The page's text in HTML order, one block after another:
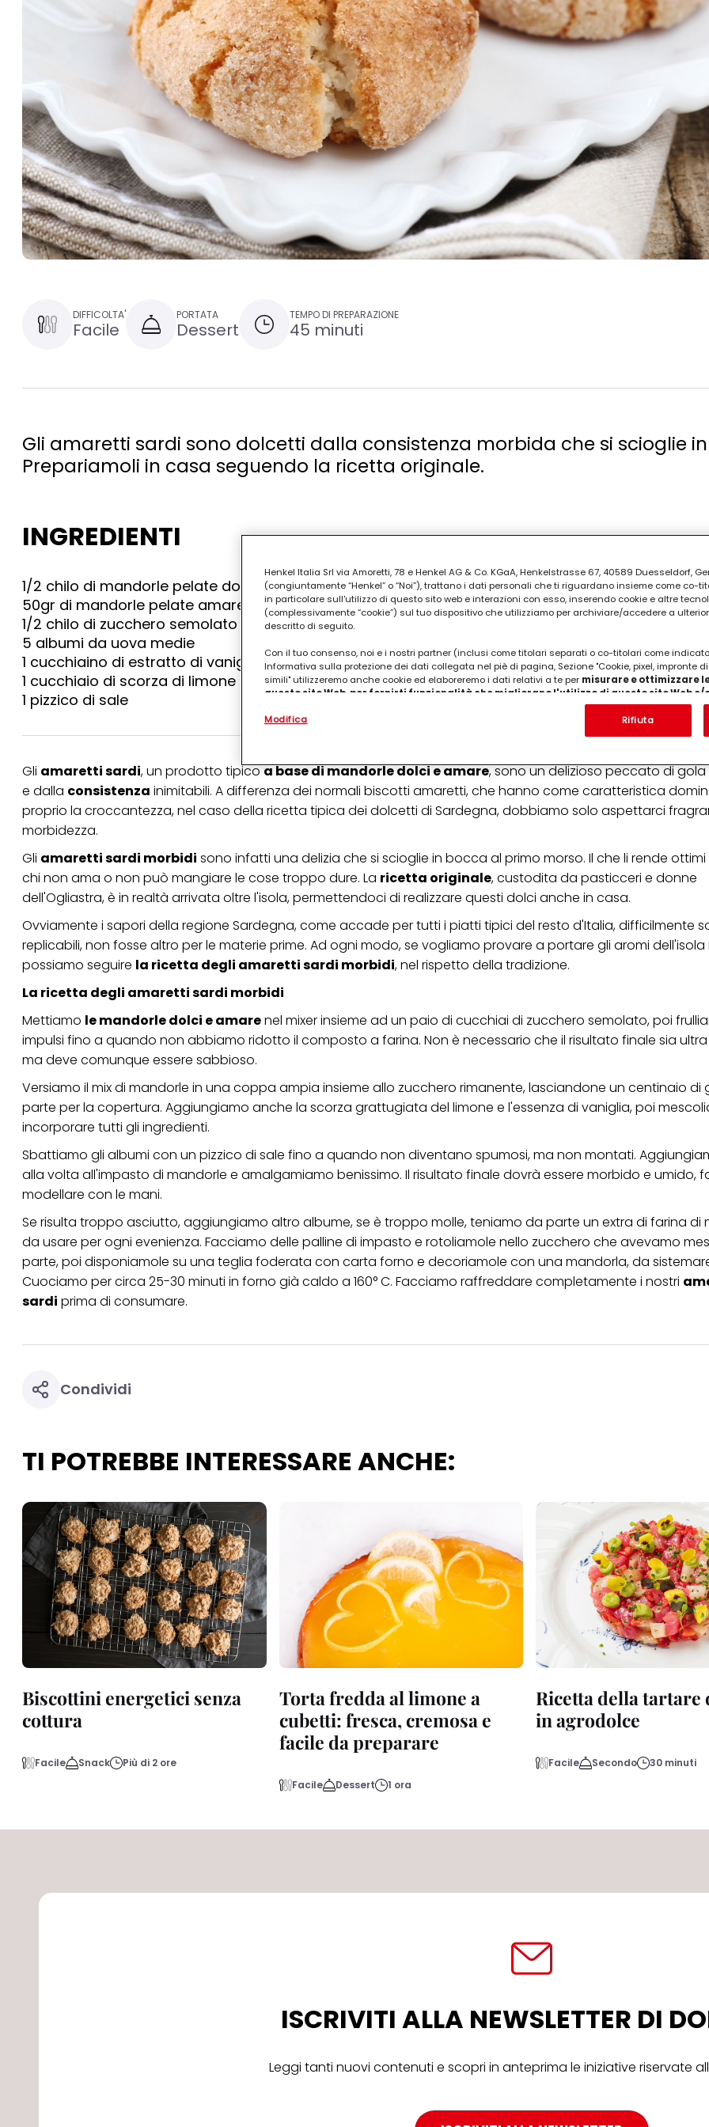
DIFFICOLTA'
Facile
PORTATA
Dessert
TEMPO DI PREPARAZIONE
45 minuti
Gli amaretti sardi sono dolcetti dalla consistenza morbida che si scioglie
Prepariamoli in casa seguendo la ricetta originale.
INGREDIENTI
1/2 chilo di mandorle pelate dolci (più una manciata per decorare)
50gr di mandorle pelate amare
1/2 chilo di zucchero semolato
5 albumi da uova medie
1 cucchiaino di estratto di vaniglia
1 cucchiaio di scorza di limone grattugiata
1 pizzico di sale
Gli amaretti sardi, un prodotto tipicoa base di mandorle dolci e amare, sono un delizioso peccato di
e dalla consistenza inimitabili. A differenza dei normali biscotti amaretti, che hanno come caratteristica
proprio la croccantezza, nel caso della ricetta tipica dei dolcetti di Sardegna, dobbiamo solo aspettarci
morbidezza.
Gli amaretti sardi morbidi sono infatti una delizia che si scioglie in bocca al primo morso. Il che li rende
chi non ama o non può mangiare le cose troppo dure. La ricetta originale, custodita da pasticceri e donne
dell'Ogliastra, è in realtà arrivata oltre l'isola, permettendoci di realizzare questi dolci anche in casa.
Ovviamente i sapori della regione Sardegna, come accade per tutti i piatti tipici del resto d'Italia, difficilmente
replicabili, non fosse altro per le materie prime. Ad ogni modo, se vogliamo provare a portare gli aromi
possiamo seguire la ricetta degli amaretti sardi morbidi, nel rispetto della tradizione.
La ricetta degli amaretti sardi morbidi
Mettiamo le mandorle dolci e amarenel mixer insieme ad un paio di cucchiai di zucchero semolato, poi
impulsi fino a quando non abbiamo ridotto il composto a farina. Non è necessario che il risultato finale sia
ma deve comunque essere sabbioso.
Versiamo il mix di mandorle in una coppa ampia insieme allo zucchero rimanente, lasciandone un centinaio di
parte per la copertura. Aggiungiamo anche la scorza grattugiata del limone e l'essenza di vaniglia, poi
incorporare tutti gli ingredienti.
Sbattiamo gli albumi con un pizzico di sale fino a quando non diventano spumosi, ma non montati.
alla volta all'impasto di mandorle e amalgamiamo benissimo. Il risultato finale dovrà essere morbido e umido,
modellare con le mani.
Se risulta troppo asciutto, aggiungiamo altro albume, se è troppo molle, teniamo da parte un extra di farina di
da usare per ogni evenienza. Facciamo delle palline di impasto e rotoliamole nello zucchero che avevamo
parte, poi disponiamole su una teglia foderata con carta forno e decoriamole con una mandorla, da
Cuociamo per circa 25-30 minuti in forno già caldo a 160° C. Facciamo raffreddare completamente i nostri
sardi prima di consumare.
Condividi
TI POTREBBE INTERESSARE ANCHE:
Biscottini energetici senza
cottura
Facile Snack Più di 2 ore
Torta fredda al limone a
cubetti: fresca, cremosa e
facile da preparare
Facile Dessert 1 ora
Ricetta della tartare
in agrodolce
Facile Secondo 30 minuti
ISCRIVITI ALLA NEWSLETTER DI
Leggi tanti nuovi contenuti e scopri in anteprima le iniziative riservate
Henkel Italia Srl via Amoretti, 78 e Henkel AG & Co. KGaA, Henkelstrasse 67, 40589 Duesseldorf,
(congiuntamente “Henkel” o “Noi”), trattano i dati personali che ti riguardano insieme come co-
in particolare sull'utilizzo di questo sito web e interazioni con esso, inserendo cookie e altre
(complessivamente “cookie”) sul tuo dispositivo che utilizziamo per archiviare/accedere a
descritto di seguito.
Con il tuo consenso, noi e i nostri partner (inclusi come titolari separati o co-titolari come
Informativa sulla protezione dei dati collegata nel piè di pagina, Sezione "Cookie, pixel, impronte
simili" utilizzeremo anche cookie ed elaboreremo i dati relativi a te per misurare e ottimizzare
questo sito Web, per fornirti funzionalità che migliorano l'utilizzo di questo sito Web e/
. Analizzeremo il tuo utilizzo di questo sito Web e le tue interazioni commerciali
(rispettivamente dell'azienda per cui lavori) per) e su tale base tracciare i tuoi acquisti dei nostri
terzi, conservare le nostre informazioni sulle entità commerciali e creare profili individuali su di te
identificati) su questo sito web e altri media (di terzi) tramite i dispositivi assegnati a te o alla tua
misurare e ottimizzare il successo delle campagne pubblicitarie.
Puoi trovare maggiori informazioni sul trattamento dei tuoi dati nella nostra Informativa sulla
collegata nel piè di pagina. Per ulteriori informazioni sui cookie utilizzati su questo sito Web, in
periodo di conservazione, consultare le informazioni dettagliate su ciascun cookie disponibili
"modifica" di seguito".
Se fai clic su "Modifica" potrai trovare maggiori informazioni sul trattamento dei tuoi dati / sull'uso
per uno o più degli scopi sopra menzionati. Cliccando su "Accetta tutto", acconsenti all'uso dei
tuoi dati personali per tutte le finalità sopra indicate. Se fai clic su "Rifiuta", verranno utilizzati solo i
necessari per fornirti questo sito web.
Modifica Rifiuta